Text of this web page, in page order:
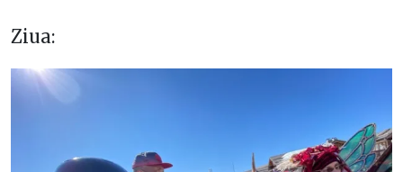
Ziua: